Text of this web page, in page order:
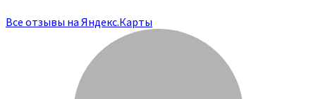
Все отзывы на Яндекс.Карты